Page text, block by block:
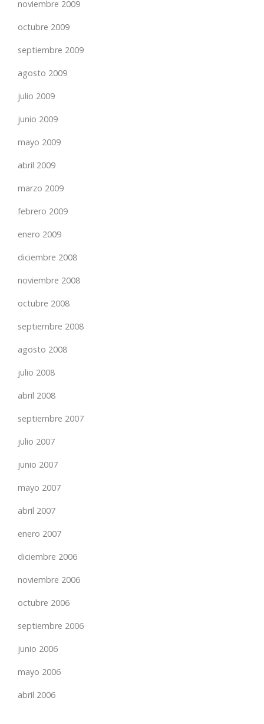
noviembre 2009
octubre 2009
septiembre 2009
agosto 2009
julio 2009
junio 2009
mayo 2009
abril 2009
marzo 2009
febrero 2009
enero 2009
diciembre 2008
noviembre 2008
octubre 2008
septiembre 2008
agosto 2008
julio 2008
abril 2008
septiembre 2007
julio 2007
junio 2007
mayo 2007
abril 2007
enero 2007
diciembre 2006
noviembre 2006
octubre 2006
septiembre 2006
junio 2006
mayo 2006
abril 2006